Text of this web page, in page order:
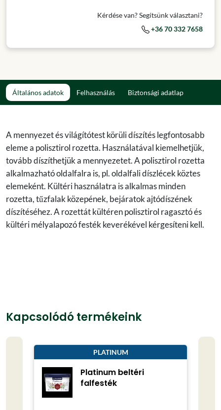
Kérdése van? Segítsünk választani?
+36 70 332 7658
Általános adatok Felhasználás Biztonsági adatlap
A mennyezet és világítótest körüli díszítés legfontosabb
eleme a polisztirol rozetta. Használatával kiemelhetjük,
tovább díszíthetjük a mennyezetet. A polisztirol rozetta
alkalmazható oldalfalra is, pl. oldalfali díszlécek köztes
elemeként. Kültéri használatra is alkalmas minden
rozetta, tűzfalak közepének, bejáratok ajtódíszének
díszítéséhez. A rozettát kültéren polisztirol ragasztó és
kültéri mélyalapozó festék keverékével kérgesíteni kell.
Kapcsolódó termékeink
PLATINUM
Platinum beltéri
falfesték